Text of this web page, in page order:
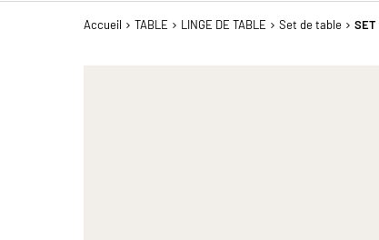
Accueil TABLE LINGE DE TABLE Set de table SET